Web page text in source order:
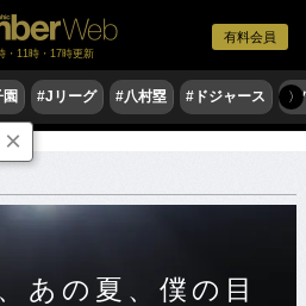
有料会員
・11時・17時更新
園 #Jリーグ #八村塁 #ドジャース #
〉
言
あの夏、僕の目
×